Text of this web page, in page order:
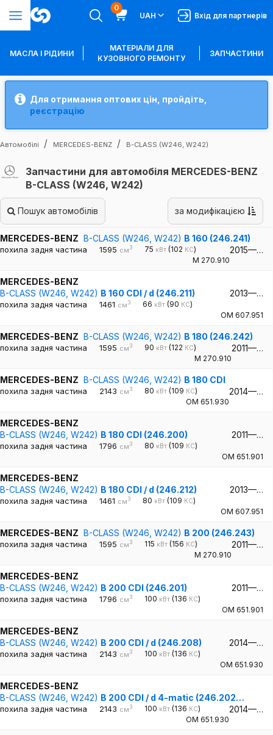
0
UAH
Вхід для партнерів
МАСЛА І РІДИНИ
МАТЕРІАЛИ ДЛЯ
КУЗОВНОГО РЕМОНТУ
ЗАПЧАСТИНИ
Для отримання оптових цін, пройдіть,
реєстрацію
Автомобілі MERCEDES-BENZ B-CLASS (W246, W242)
Запчастини для автомобіля MERCEDES-BENZ
B-CLASS (W246, W242)
Пошук автомобілів за модифікацією
MERCEDES-BENZ B-CLASS (W246, W242) B 160 (246.241)
2015—…
похила задня частина 1595 см3 75 кВт (102 КС)
M 270.910
MERCEDES-BENZ
B-CLASS (W246, W242) B 160 CDI / d (246.211) 2013—…
похила задня частина 1461 см3 66 кВт (90 КС)
OM 607.951
MERCEDES-BENZ B-CLASS (W246, W242) B 180 (246.242)
2011—…
похила задня частина 1595 см3 90 кВт (122 КС)
M 270.910
MERCEDES-BENZ B-CLASS (W246, W242) B 180 CDI
2014—…
похила задня частина 2143 см3 80 кВт (109 КС)
OM 651.930
MERCEDES-BENZ
B-CLASS (W246, W242) B 180 CDI (246.200) 2011—…
похила задня частина 1796 см3 80 кВт (109 КС)
OM 651.901
MERCEDES-BENZ
B-CLASS (W246, W242) B 180 CDI / d (246.212) 2013—…
похила задня частина 1461 см3 80 кВт (109 КС)
OM 607.951
MERCEDES-BENZ B-CLASS (W246, W242) B 200 (246.243)
2011—…
похила задня частина 1595 см3 115 кВт (156 КС)
M 270.910
MERCEDES-BENZ
B-CLASS (W246, W242) B 200 CDI (246.201) 2011—…
похила задня частина 1796 см3 100 кВт (136 КС)
OM 651.901
MERCEDES-BENZ
B-CLASS (W246, W242) B 200 CDI / d (246.208) 2014—…
похила задня частина 2143 см3 100 кВт (136 КС)
OM 651.930
MERCEDES-BENZ
B-CLASS (W246, W242) B 200 CDI / d 4-matic (246.202…
2014—…
похила задня частина 2143 см3 100 кВт (136 КС)
OM 651.930